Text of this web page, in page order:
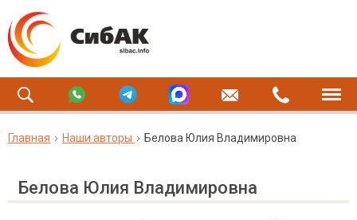
Главная Наши авторы Белова Юлия Владимировна
Белова Юлия Владимировна